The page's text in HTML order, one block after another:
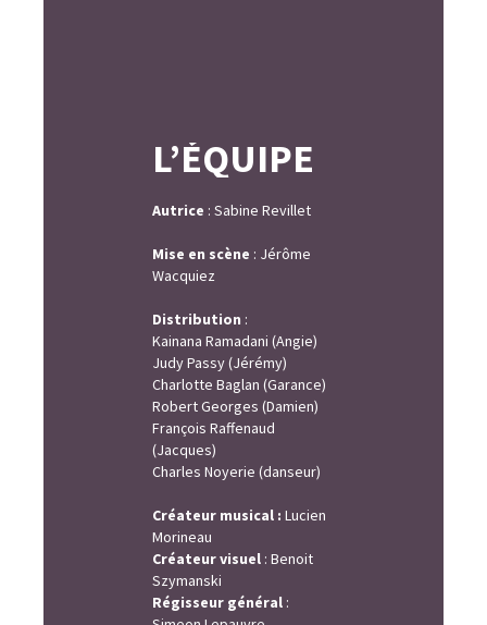
L’ÉQUIPE
Autrice : Sabine Revillet
Mise en scène : Jérôme
Wacquiez
Distribution :
Kainana Ramadani (Angie)
Judy Passy (Jérémy)
Charlotte Baglan (Garance)
Robert Georges (Damien)
François Raffenaud
(Jacques)
Charles Noyerie (danseur)
Créateur musical : Lucien
Morineau
Créateur visuel : Benoit
Szymanski
Régisseur général :